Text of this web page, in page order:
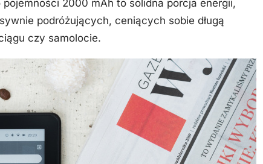
2000 mAh to solidna porcja energii,
podróżujących, ceniących sobie długą
czy samolocie.